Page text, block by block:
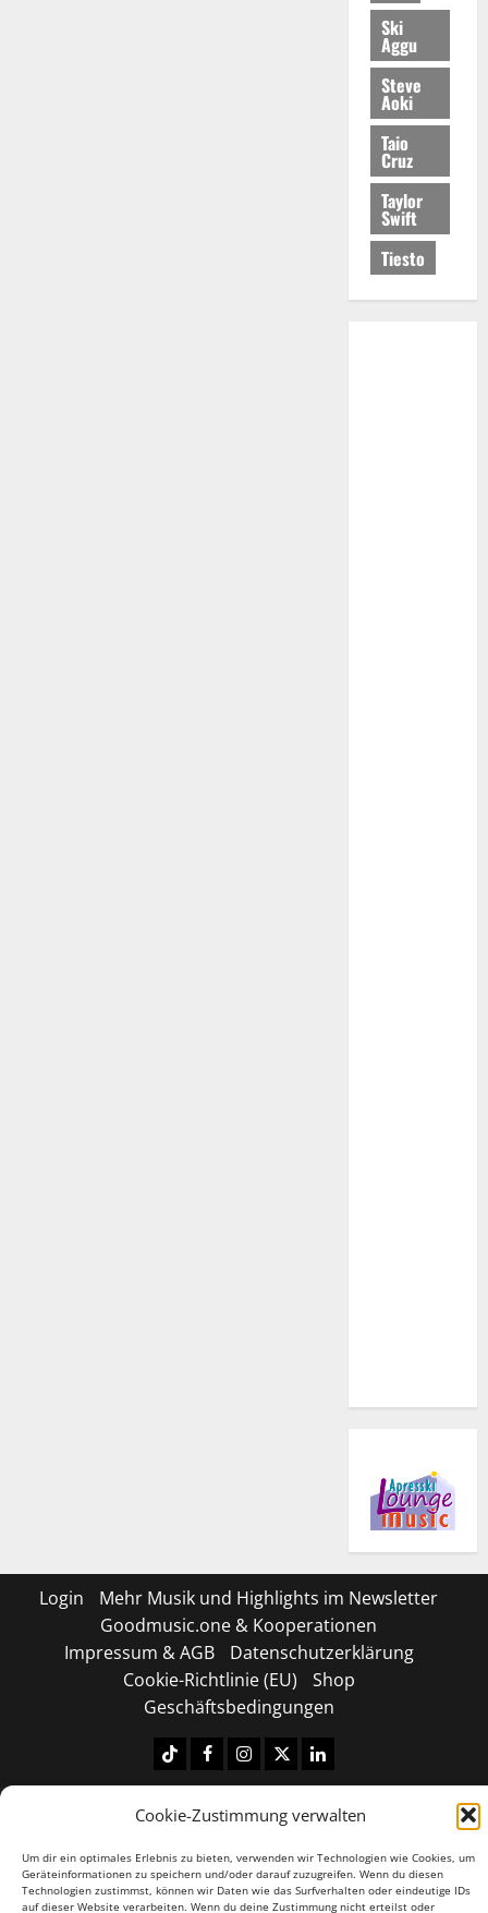
Cookie-Zustimmung verwalten
Um dir ein optimales Erlebnis zu bieten, verwenden wir Technologien wie Cookies, um
Geräteinformationen zu speichern und/oder darauf zuzugreifen. Wenn du diesen
Technologien zustimmst, können wir Daten wie das Surfverhalten oder eindeutige IDs
auf dieser Website verarbeiten. Wenn du deine Zustimmung nicht erteilst oder
Ski
Aggu
Steve
Aoki
Taio
Cruz
Taylor
Swift
Tiesto
Login
Mehr Musik und Highlights im Newsletter
Goodmusic.one & Kooperationen
Impressum & AGB
Datenschutzerklärung
Cookie-Richtlinie (EU)
Shop
Geschäftsbedingungen
TiktokFacebook
Instagram
X LinkedIN
Copyright © 2026 All rights reserved.|MoreNews
by